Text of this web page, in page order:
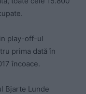
play-off-ul
prima dată în
încoace.
Bjarte Lunde